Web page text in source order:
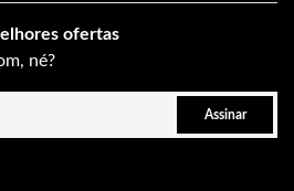
ofertas
né?
Assinar